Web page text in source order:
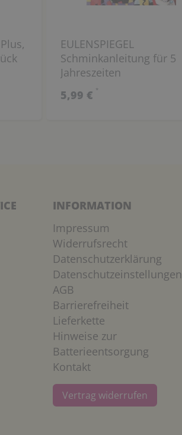
EULENSPIEGEL
Schminkanleitung für 5
Jahreszeiten
5,99 € *
INFORMATION
Impressum
Widerrufsrecht
Datenschutzerklärung
Datenschutzeinstellungen
AGB
Barrierefreiheit
Lieferkette
Hinweise zur
Batterieentsorgung
Kontakt
Vertrag widerrufen